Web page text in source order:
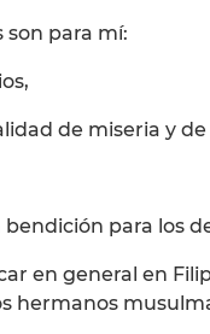
son para mí:
de miseria y
para los
en general en
hermanos